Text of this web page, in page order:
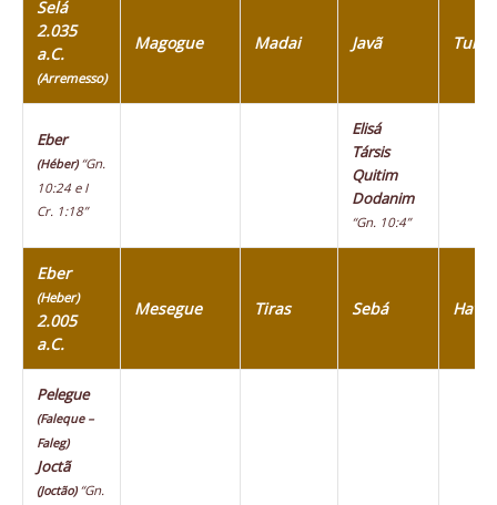
Selá
2.035
a.C.
(Arremesso)
Magogue Madai Javã Tubal
Eber
(Héber) “Gn.
10:24 e I
Cr. 1:18”
Elisá
Társis
Quitim
Dodanim
“Gn. 10:4”
Eber
(Heber)
2.005
a.C.
Mesegue Tiras Sebá Havilá
Pelegue
(Faleque –
Faleg)
Joctã
(Joctão) “Gn.